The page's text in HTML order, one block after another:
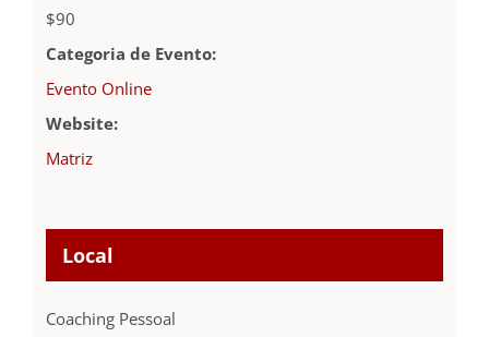
$90
Categoria de Evento:
Evento Online
Website:
Matriz
Local
Coaching Pessoal